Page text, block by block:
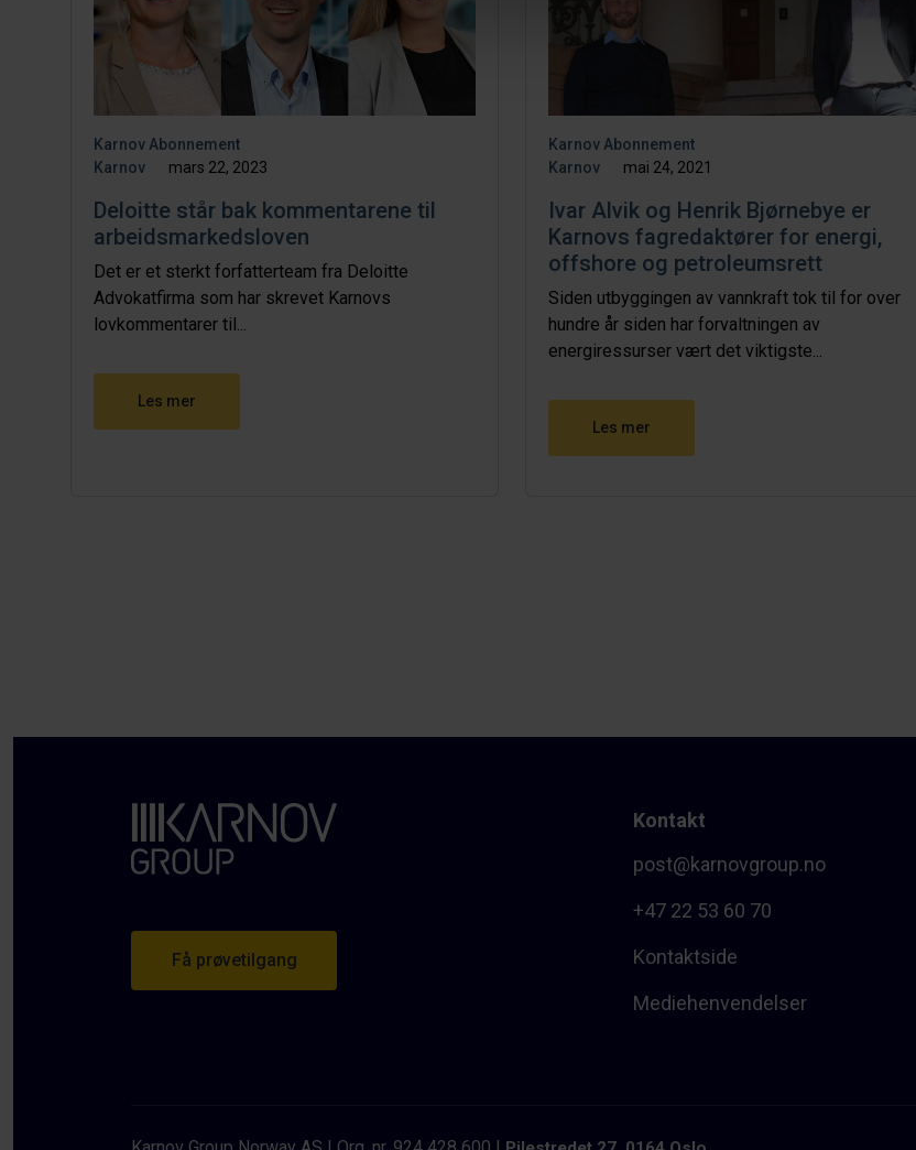
Karnov Abonnement
Karnov
mars 22, 2023
Deloitte står bak kommentarene til
arbeidsmarkedsloven
Det er et sterkt forfatterteam fra Deloitte
Advokatfirma som har skrevet Karnovs
lovkommentarer til...
Les mer
Karnov Abonnement
Karnov
mai 24, 2021
Ivar Alvik og Henrik Bjørnebye er
Karnovs fagredaktører for energi,
offshore og petroleumsrett
Siden utbyggingen av vannkraft tok til for over
hundre år siden har forvaltningen av
energiressurser vært det viktigste...
Les mer
Få prøvetilgang
Kontakt
post@karnovgroup.no
+47 22 53 60 70
Kontaktside
Mediehenvendelser